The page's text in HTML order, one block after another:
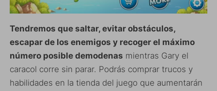
Tendremos que saltar, evitar obstáculos,
escapar de los enemigos y recoger el máximo
número posible demodenas mientras Gary el
caracol corre sin parar. Podrás comprar trucos y
habilidades en la tienda del juego que aumentarán